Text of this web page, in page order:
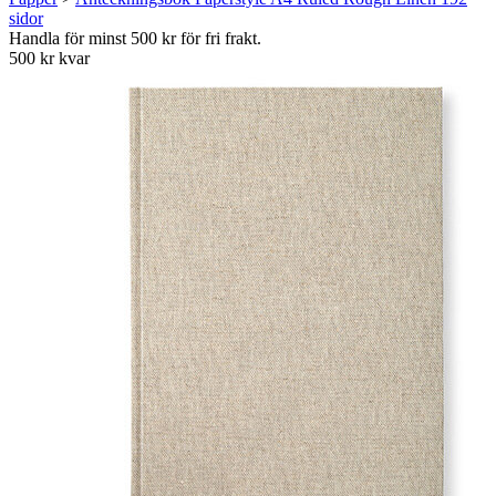
sidor
Handla för minst 500 kr för fri frakt.
500 kr kvar